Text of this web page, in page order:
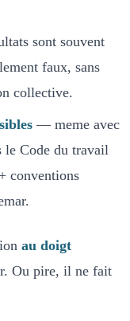
sont souvent
faux, sans
collective.
— meme avec
le Code du travail
conventions
au doigt
Ou pire, il ne fait